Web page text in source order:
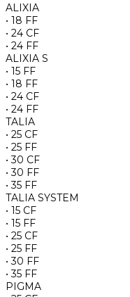
ALIXIA
• 18 FF
• 24 CF
• 24 FF
ALIXIA S
• 15 FF
• 18 FF
• 24 CF
• 24 FF
TALIA
• 25 CF
• 25 FF
• 30 CF
• 30 FF
• 35 FF
TALIA SYSTEM
• 15 CF
• 15 FF
• 25 CF
• 25 FF
• 30 FF
• 35 FF
PIGMA